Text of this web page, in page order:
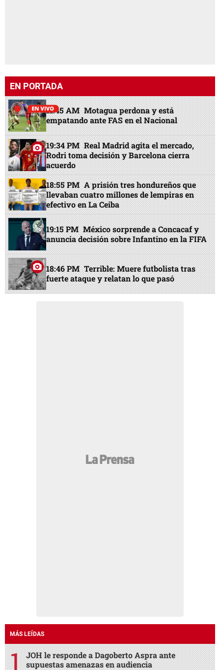
EN PORTADA
11:45 AM Motagua perdona y está
empatando ante FAS en el Nacional
19:34 PM Real Madrid agita el mercado,
Rodri toma decisión y Barcelona cierra
acuerdo
18:55 PM A prisión tres hondureños que
llevaban cuatro millones de lempiras en
efectivo en La Ceiba
19:15 PM México sorprende a Concacaf y
anuncia decisión sobre Infantino en la FIFA
18:46 PM Terrible: Muere futbolista tras
fuerte ataque y relatan lo que pasó
MÁS LEÍDAS
JOH le responde a Dagoberto Aspra ante
supuestas amenazas en audiencia